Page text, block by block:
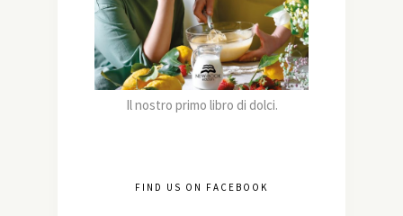
Il nostro primo libro di dolci.
FIND US ON FACEBOOK